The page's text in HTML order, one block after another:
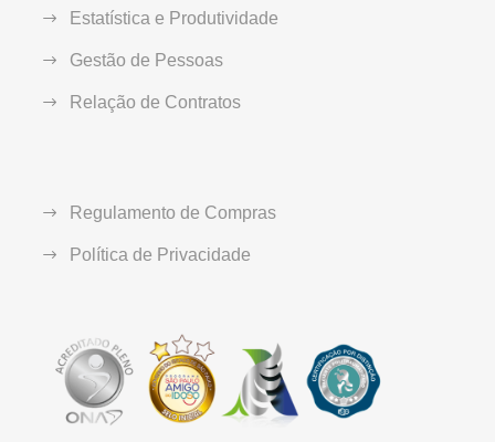
Estatística e Produtividade
Gestão de Pessoas
Relação de Contratos
Regulamento de Compras
Política de Privacidade